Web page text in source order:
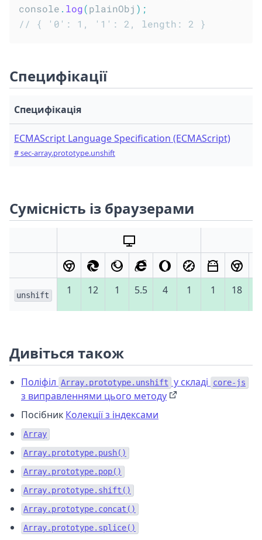
console . log(plainObj ) ;
// { '0': 1, '1': 2, length: 2 }
Специфікації
Специфікація
ECMAScript Language Specification (ECMAScript)
# sec-array.prototype.unshift
Сумісність із браузерами
unshift 1 12 1 5.5 4 1 1 18
Дивіться також
Поліфіл Array.prototype.unshift у складі core-js
з виправленнями цього методу
Посібник Колекції з індексами
Array
Array.prototype.push()
Array.prototype.pop()
Array.prototype.shift()
Array.prototype.concat()
Array.prototype.splice()